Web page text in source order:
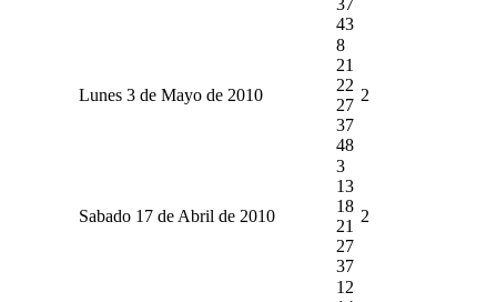
43
Lunes 3 de Mayo de 2010
8
21
22
27
37
48
2
Sabado 17 de Abril de 2010
3
13
18
21
27
37
2
12